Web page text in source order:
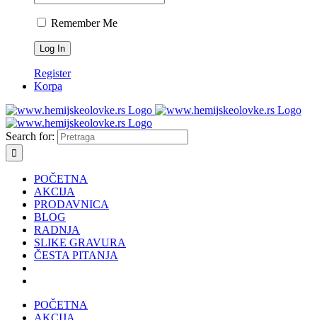
Remember Me
Register
Korpa
Search for:
POČETNA
AKCIJA
PRODAVNICA
BLOG
RADNJA
SLIKE GRAVURA
ČESTA PITANJA
POČETNA
AKCIJA